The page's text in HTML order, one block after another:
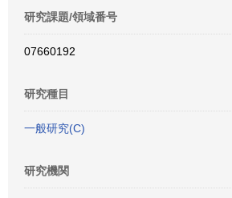
研究課題/領域番号
07660192
研究種目
一般研究(C)
研究機関